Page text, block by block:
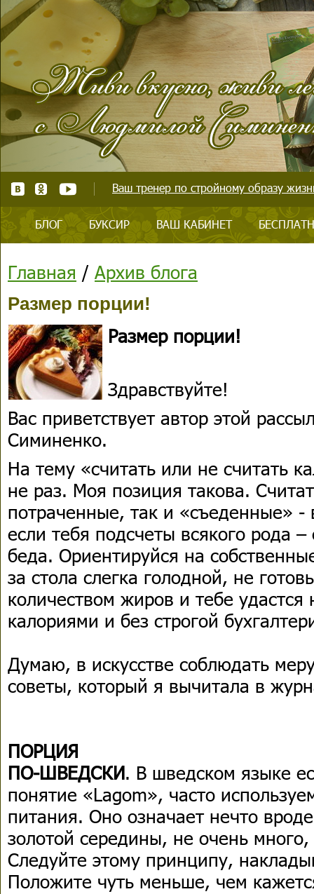
Ваш тренер по стройному образу
БЛОГ БУКСИР ВАШ КАБИНЕТ
Главная / Архив блога
Размер порции!
Размер порции!
Здравствуйте!
Вас приветствует автор этой
Симиненко.
На тему «считать или не считать
не раз. Моя позиция такова.
потраченные, так и «съеденные»
если тебя подсчеты всякого рода
беда. Ориентируйся на
за стола слегка голодной, не
количеством жиров и тебе
калориями и без строгой
Думаю, в искусстве соблюдать
советы, который я вычитала в
ПОРЦИЯ
ПО-ШВЕДСКИ. В шведском языке
понятие «Lagom», часто
питания. Оно означает нечто
золотой середины, не очень
Следуйте этому принципу,
Положите чуть меньше, чем